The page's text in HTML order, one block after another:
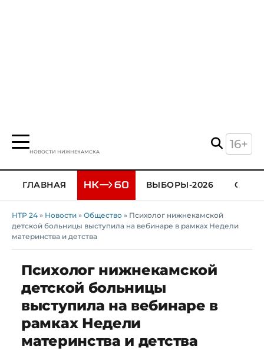
НОВОСТИ НИЖНЕКАМСКА
16+
ГЛАВНАЯ ВЫБОРЫ-2026
НТР 24 » Новости » Общество » Психолог нижнекамской
детской больницы выступила на вебинаре в рамках Недели
материнства и детства
Психолог нижнекамской
детской больницы
выступила на вебинаре в
рамках Недели
материнства и детства